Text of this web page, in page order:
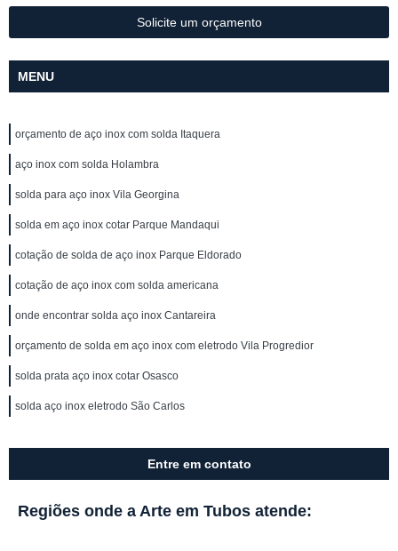
Solicite um orçamento
MENU
orçamento de aço inox com solda Itaquera
aço inox com solda Holambra
solda para aço inox Vila Georgina
solda em aço inox cotar Parque Mandaqui
cotação de solda de aço inox Parque Eldorado
cotação de aço inox com solda americana
onde encontrar solda aço inox Cantareira
orçamento de solda em aço inox com eletrodo Vila Progredior
solda prata aço inox cotar Osasco
solda aço inox eletrodo São Carlos
Entre em contato
Regiões onde a Arte em Tubos atende: